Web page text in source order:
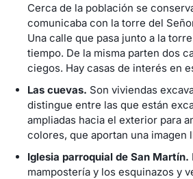
Cerca de la población se
comunicaba con la torre del
Una calle que pasa junto a la
tiempo. De la misma parten dos
ciegos. Hay casas de interés en
Las cuevas. Son viviendas
distingue entre las que están
ampliadas hacia el exterior para
colores, que aportan una imagen
Iglesia parroquial de San Martín.
mampostería y los esquinazos y